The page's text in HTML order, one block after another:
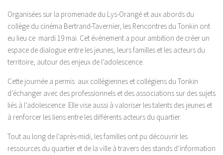
Organisées sur la promenade du Lys-Orangé et aux abords du
collège du cinéma Bertrand-Tavernier, les Rencontres du Tonkin ont
eu lieu ce mardi 19 mai. Cet événement a pour ambition de créer un
espace de dialogue entre les jeunes, leurs familles et les acteurs du
territoire, autour des enjeux de l’adolescence.
Cette journée a permis aux collégiennes et collégiens du Tonkin
d’échanger avec des professionnels et des associations sur des sujets
liés à l’adolescence. Elle vise aussi à valoriser les talents des jeunes et
à renforcer les liens entre les différents acteurs du quartier.
Tout au long de l’après-midi, les familles ont pu découvrir les
ressources du quartier et de la ville à travers des stands d’information